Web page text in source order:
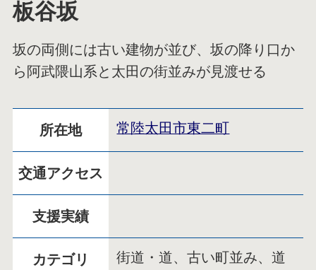
板谷坂
坂の両側には古い建物が並び、坂の降り口か
ら阿武隈山系と太田の街並みが見渡せる
所在地 常陸太田市東二町
交通アクセス
支援実績
カテゴリ
街道・道、古い町並み、道